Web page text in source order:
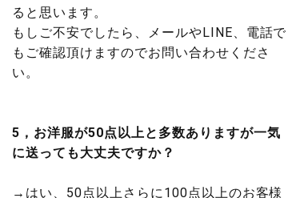
ると思います。
もしご不安でしたら、メールやLINE、電話で
もご確認頂けますのでお問い合わせくださ
い。
5，お洋服が50点以上と多数ありますが一気
に送っても大丈夫ですか？
→はい、50点以上さらに100点以上のお客様